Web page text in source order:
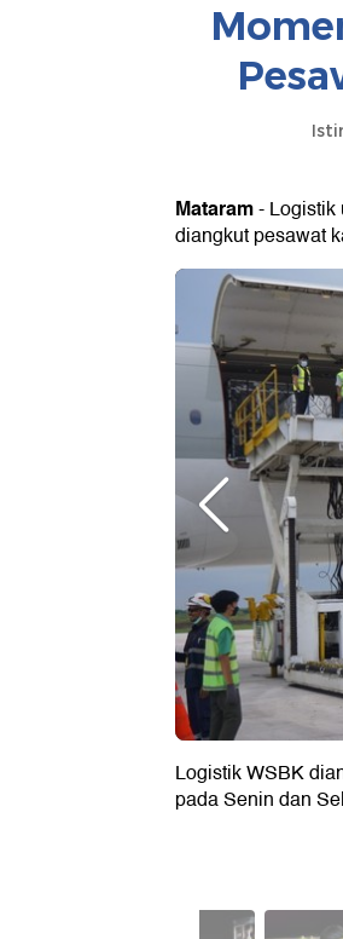
Mataram- Logistik
diangkut pesawat
Logistik WSBK
pada Senin dan